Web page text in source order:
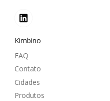
Kimbino
FAQ
Contato
Cidades
Produtos